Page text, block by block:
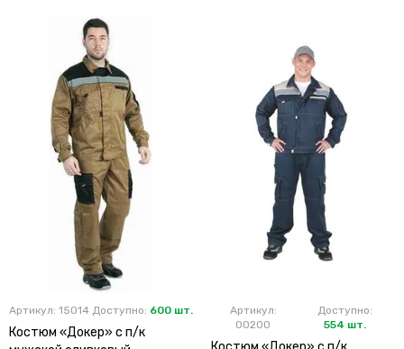
Артикул: 15014 Доступно: 600 шт.
Костюм «Докер» с п/к
Артикул:
00200
Доступно:
554 шт.